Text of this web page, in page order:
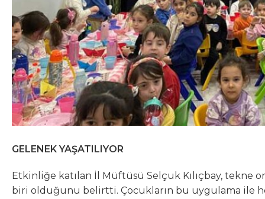
GELENEK YAŞATILIYOR
Etkinliğe katılan İl Müftüsü Selçuk Kılıçbay,
biri olduğunu belirtti. Çocukların bu uygulama ile